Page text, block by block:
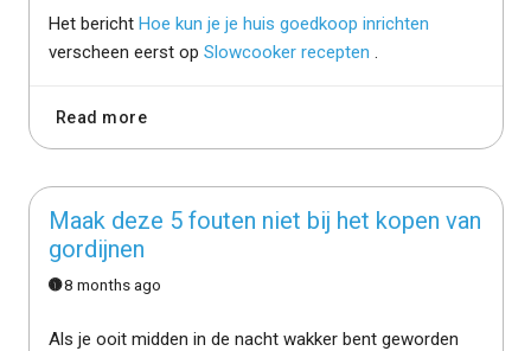
Het bericht Hoe kun je je huis goedkoop inrichten
verscheen eerst op Slowcooker recepten
Read more
Maak deze 5 fouten niet bij het kopen van
gordijnen
8 months ago
Als je ooit midden in de nacht wakker bent geworden